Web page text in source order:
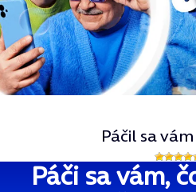
Páčil sa
Páči sa vám,